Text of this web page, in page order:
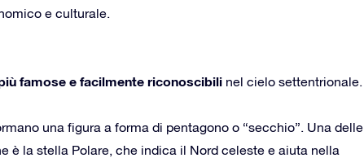
e culturale.
famose e facilmente riconoscibili nel cielo settentrionale.
una figura a forma di pentagono o “secchio”. Una delle
è la stella Polare, che indica il Nord celeste e aiuta nella